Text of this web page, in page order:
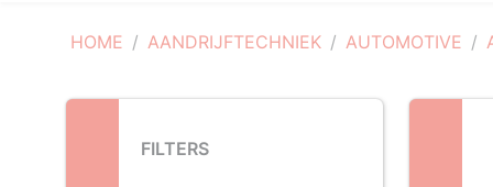
HOME AANDRIJFTECHNIEK AUTOMOTIVE
FILTERS